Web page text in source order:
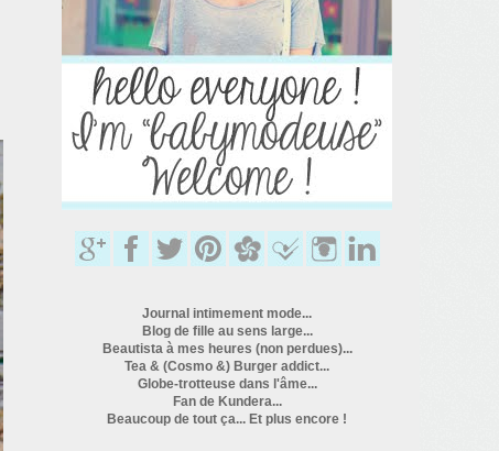
Journal intimement mode...
Blog de fille au sens large...
Beautista à mes heures (non perdues)...
Tea & (Cosmo &) Burger addict...
Globe-trotteuse dans l'âme...
Fan de Kundera...
Beaucoup de tout ça... Et plus encore !